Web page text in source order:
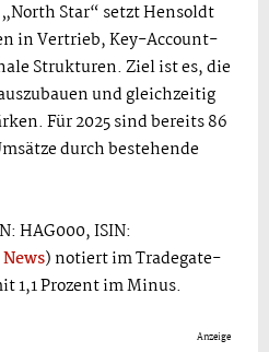
Star“ setzt Hensoldt
in Vertrieb, Key-Account-
Strukturen. Ziel ist es, die
und gleichzeitig
Für 2025 sind bereits 86
durch bestehende
HAG000, ISIN:
News) notiert im Tradegate-
1,1 Prozent im Minus.
Anzeige